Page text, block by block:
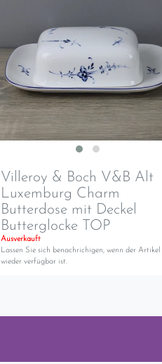
Villeroy & Boch V&B Alt
Luxemburg Charm
Butterdose mit Deckel
Butterglocke TOP
Ausverkauft
Lassen Sie sich benachrichigen, wenn der Artikel
wieder verfügbar ist.